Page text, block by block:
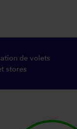
de volets
stores